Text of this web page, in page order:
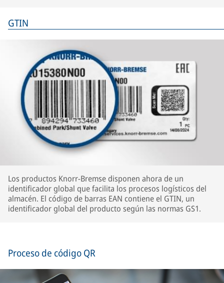
GTIN
Los productos Knorr-Bremse disponen ahora de un
identificador global que facilita los procesos logísticos del
almacén. El código de barras EAN contiene el GTIN, un
identificador global del producto según las normas GS1.
Proceso de código QR